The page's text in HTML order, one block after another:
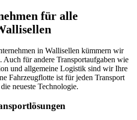
für alle
in Wallisellen kümmern wir
Auch für andere Transportaufgaben wie
und allgemeine Logistik sind wir Ihre
Fahrzeugflotte ist für jeden Transport
neueste Technologie.